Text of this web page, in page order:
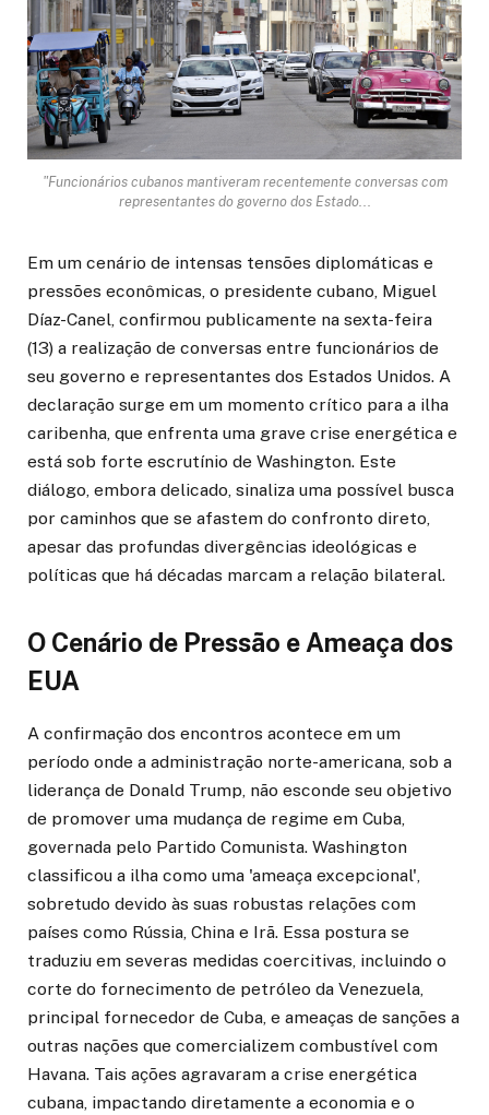
"Funcionários cubanos mantiveram recentemente conversas com
representantes do governo dos Estado...
Em um cenário de intensas tensões diplomáticas e
pressões econômicas, o presidente cubano, Miguel
Díaz-Canel, confirmou publicamente na sexta-feira
(13) a realização de conversas entre funcionários de
seu governo e representantes dos Estados Unidos. A
declaração surge em um momento crítico para a ilha
caribenha, que enfrenta uma grave crise energética e
está sob forte escrutínio de Washington. Este
diálogo, embora delicado, sinaliza uma possível busca
por caminhos que se afastem do confronto direto,
apesar das profundas divergências ideológicas e
políticas que há décadas marcam a relação bilateral.
O Cenário de Pressão e Ameaça dos
EUA
A confirmação dos encontros acontece em um
período onde a administração norte-americana, sob a
liderança de Donald Trump, não esconde seu objetivo
de promover uma mudança de regime em Cuba,
governada pelo Partido Comunista. Washington
classificou a ilha como uma 'ameaça excepcional',
sobretudo devido às suas robustas relações com
países como Rússia, China e Irã. Essa postura se
traduziu em severas medidas coercitivas, incluindo o
corte do fornecimento de petróleo da Venezuela,
principal fornecedor de Cuba, e ameaças de sanções a
outras nações que comercializem combustível com
Havana. Tais ações agravaram a crise energética
cubana, impactando diretamente a economia e o